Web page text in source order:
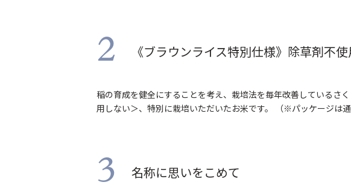
2 《ブラウンライス特別仕様》除草剤不
稲の育成を健全にすることを考え、栽培法を毎年改善しているさ
用しない＞、特別に栽培いただいたお米です。 （※パッケージは
3 名称に思いをこめて